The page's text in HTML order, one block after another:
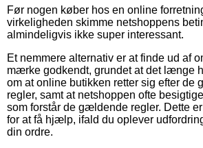
Før nogen køber hos en online
virkeligheden skimme netshoppens
almindeligvis ikke super interessant.
Et nemmere alternativ er at finde ud af
mærke godkendt, grundet at det længe
om at online butikken retter sig efter de
regler, samt at netshoppen ofte
som forstår de gældende regler. Dette
for at få hjælp, ifald du oplever
din ordre.